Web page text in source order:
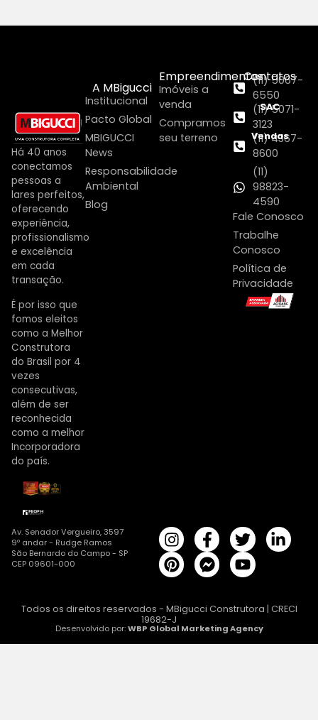
Há 40 anos
conectamos
pessoas a
lares perfeitos,
oferecendo
experiência,
profissionalismo
e excelência
em cada
transação.
É por isso que
fomos eleitos
como a Melhor
Construtora
do Brasil por 4
vezes
consecutivas,
além de ser
reconhecida
como a melhor
Incorporadora
do país.
A MBigucci
Institucional
Pacto Global
MBIGUCCI
News
Responsabilidade
Ambiental
Blog
Empreendimentos
Imóveis a
venda
Compramos
seu terreno
Contatos
(11) 5067-
6550
SAC
(11) 5071-
3123
Vendas
(11) 4367-
8600
(11)
98823-
4590
Fale Conosco
Trabalhe
Conosco
Política de
Privacidade
Av. Senador Vergueiro, 3597
9º andar - Rudge Ramos
São Bernardo do Campo - SP
CEP 09601-000
Todos os direitos reservados - MBigucci Construtora | CRECI
19682-J
Desenvolvido por:WBP Global Marketing Agency